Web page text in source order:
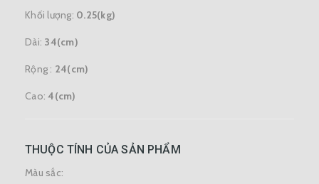
Khối lượng: 0.25(kg)
Dài: 34(cm)
Rộng : 24(cm)
Cao:4(cm)
THUỘC TÍNH CỦA SẢN PHẨM
Màu sắc: